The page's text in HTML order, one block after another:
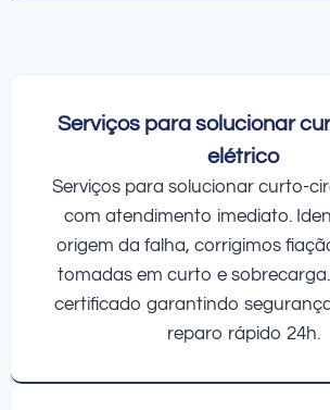
Serviços para solucionar
elétrico
Serviços para solucionar curto-
com atendimento imediato.
origem da falha, corrigimos
tomadas em curto e sobrecarga.
certificado garantindo
reparo rápido 24h.